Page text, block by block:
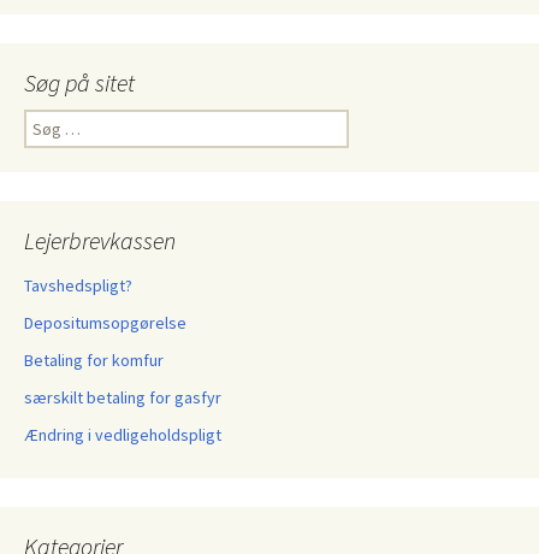
Søg på sitet
Søg
efter:
Lejerbrevkassen
Tavshedspligt?
Depositumsopgørelse
Betaling for komfur
særskilt betaling for gasfyr
Ændring i vedligeholdspligt
Kategorier